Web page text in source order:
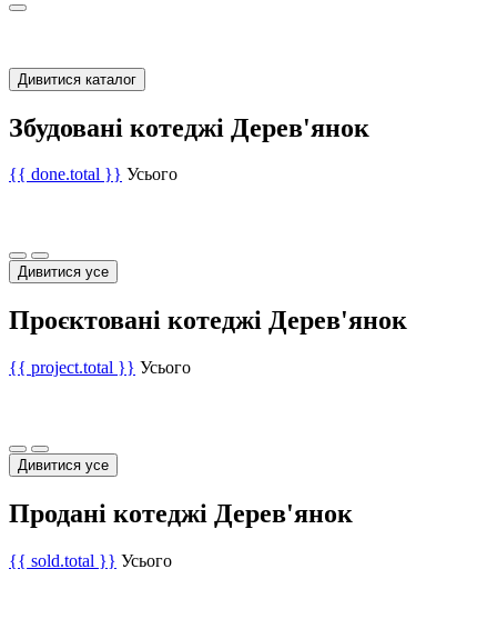
Дивитися каталог
Збудовані котеджі Дерев'янок
{{ done.total }} Усього
Дивитися усе
Проєктовані котеджі Дерев'янок
{{ project.total }} Усього
Дивитися усе
Продані котеджі Дерев'янок
{{ sold.total }} Усього